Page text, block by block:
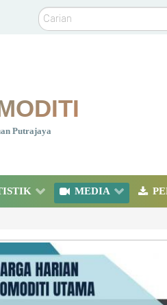
Carian
Putrajaya
MEDIA